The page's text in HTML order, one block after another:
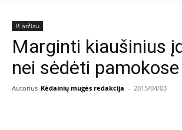
Iš arčiau
Marginti kiaušinius
nei sėdėti pamokose
Autorius Kėdainių mugės redakcija - 2015/04/03